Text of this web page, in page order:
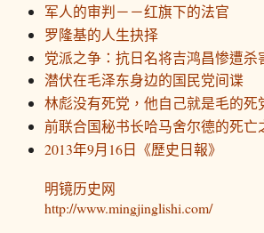
军人的审判－－红旗下的法官
罗隆基的人生抉择
党派之争：抗日名将吉鸿昌惨遭杀
潜伏在毛泽东身边的国民党间谍
林彪没有死党，他自己就是毛的死
前联合国秘书长哈马舍尔德的死亡
2013年9月16日《歷史日報》
明镜历史网
http://www.mingjinglishi.com/